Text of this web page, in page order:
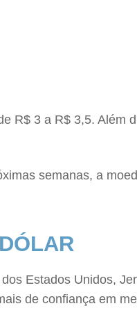
R$ 3 a R$ 3,5. Além
semanas, a
Estados Unidos,
de confiança em